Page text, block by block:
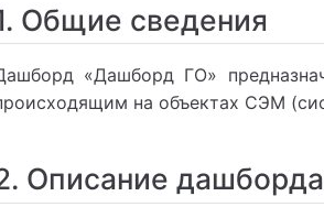
группы виджетов «Пожарная
группы виджетов «Датчики протечки»
группы виджетов «Коэффициент
группы виджетов «Показатель
группы виджетов «Число аварий на 1
группы виджетов «Таблица аварий»
Общие сведения
«Дашборд ГО»
на объектах СЭМ
Описание